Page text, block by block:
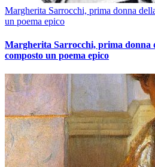
Margherita Sarrocchi, prima donna
un poema epico
Margherita Sarrocchi, prima donna
composto un poema epico